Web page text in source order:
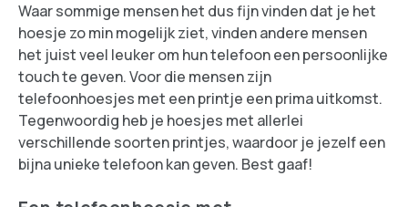
Waar sommige mensen het dus fijn vinden dat je het
hoesje zo min mogelijk ziet, vinden andere mensen
het juist veel leuker om hun telefoon een persoonlijke
touch te geven. Voor die mensen zijn
telefoonhoesjes met een printje een prima uitkomst.
Tegenwoordig heb je hoesjes met allerlei
verschillende soorten printjes, waardoor je jezelf een
bijna unieke telefoon kan geven. Best gaaf!